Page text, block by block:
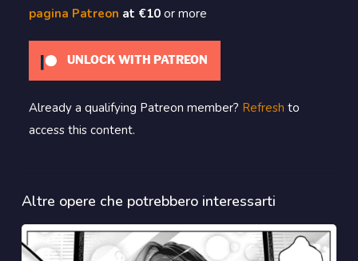
pagina Patreon at €10 or more
UNLOCK WITH PATREON
Already a qualifying Patreon member? Refresh to
access this content.
Altre opere che potrebbero interessarti